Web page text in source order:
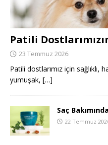
Patili
23 Temmuz 2026
Patili dostlarımız için
yumuşak, […]
Saç
22 Temmuz